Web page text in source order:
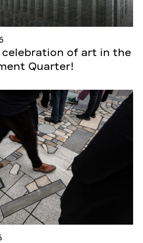
of art in the
Quarter!